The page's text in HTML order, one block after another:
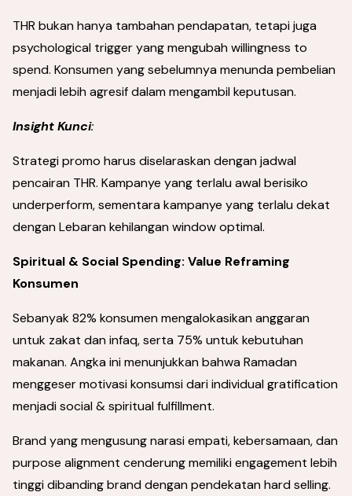
THR bukan hanya tambahan pendapatan, tetapi juga
psychological trigger yang mengubah willingness to
spend. Konsumen yang sebelumnya menunda pembelian
menjadi lebih agresif dalam mengambil keputusan.
Insight Kunci:
Strategi promo harus diselaraskan dengan jadwal
pencairan THR. Kampanye yang terlalu awal berisiko
underperform, sementara kampanye yang terlalu dekat
dengan Lebaran kehilangan window optimal.
Spiritual & Social Spending: Value Reframing
Konsumen
Sebanyak 82% konsumen mengalokasikan anggaran
untuk zakat dan infaq, serta 75% untuk kebutuhan
makanan. Angka ini menunjukkan bahwa Ramadan
menggeser motivasi konsumsi dari individual gratification
menjadi social & spiritual fulfillment.
Brand yang mengusung narasi empati, kebersamaan, dan
purpose alignment cenderung memiliki engagement lebih
tinggi dibanding brand dengan pendekatan hard selling.